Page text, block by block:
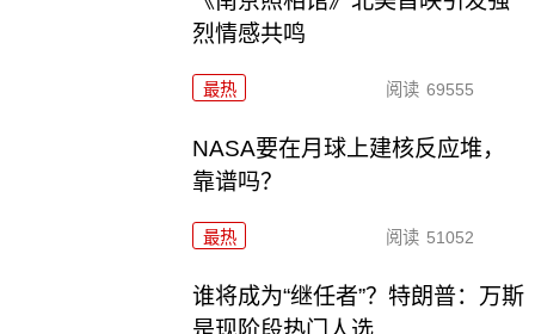
烈情感共鸣
最热 阅读 69555
NASA要在月球上建核反应堆，
靠谱吗？
最热 阅读 51052
谁将成为“继任者”？特朗普：万斯